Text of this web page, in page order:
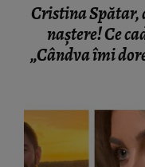
Cristina Spătar,
naștere! Ce
„Cândva îmi